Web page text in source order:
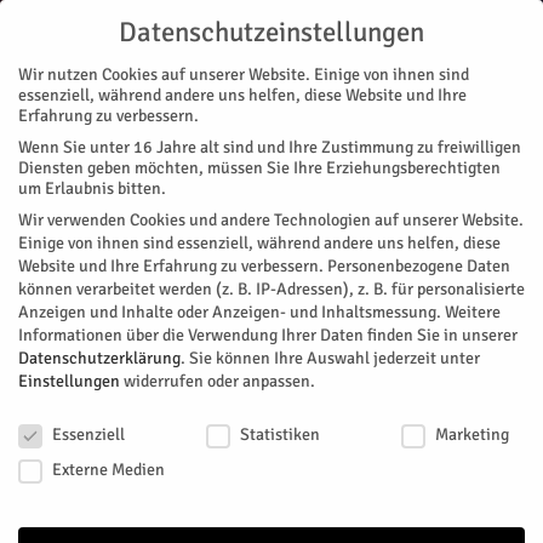
Start Nachrichten Region Ohne Respekt – mit Reizgas
NACHRICHTEN REGION
Ohne Respekt – mit Reizgas
Zwei leichtverletzte Polizeibeamte und ein zerrissener
Dienstpullover sind neben einer umfangreichen Strafanzeige
das Ergebnis eines Einsatzes, zu dem Polizei am
Donnerstagnachmittag in Düren gerufen wurde. Dabei wollte
sie eigentlich nur einen Streit schlichten. Zeugen werden
Aldenhoven machen können.
VonPressestelle Polizei
Datenschutzeinstellungen
Wir nutzen Cookies auf unserer Website. Einige von ihnen sind
essenziell, während andere uns helfen, diese Website und Ihre
Erfahrung zu verbessern.
Wenn Sie unter 16 Jahre alt sind und Ihre Zustimmung zu freiwilligen
Diensten geben möchten, müssen Sie Ihre Erziehungsberechtigten
um Erlaubnis bitten.
Wir verwenden Cookies und andere Technologien auf unserer Website.
Einige von ihnen sind essenziell, während andere uns helfen, diese
Website und Ihre Erfahrung zu verbessern. Personenbezogene Daten
können verarbeitet werden (z. B. IP-Adressen), z. B. für personalisierte
Anzeigen und Inhalte oder Anzeigen- und Inhaltsmessung. Weitere
Informationen über die Verwendung Ihrer Daten finden Sie in unserer
Datenschutzerklärung. Sie können Ihre Auswahl jederzeit unter
Einstellungen widerrufen oder anpassen.
Essenziell
Statistiken
Marketing
Externe Medien